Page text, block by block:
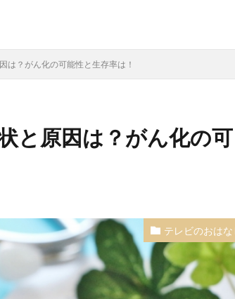
は？がん化の可能性と生存率は！
と原因は？がん化の可
テレビのおはな